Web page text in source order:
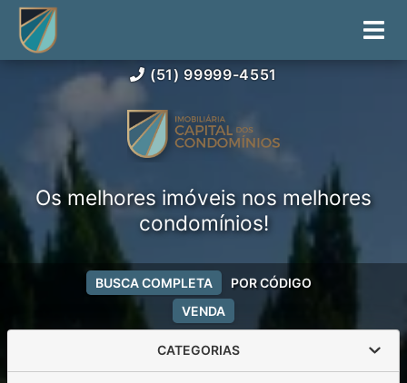
(51) 99999-4551
Os melhores imóveis nos melhores
condomínios!
VENDA
BUSCA COMPLETA POR CÓDIGO
CATEGORIAS